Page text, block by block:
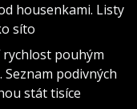
housenkami. Listy
síto
rychlost pouhým
podivných
stát tisíce